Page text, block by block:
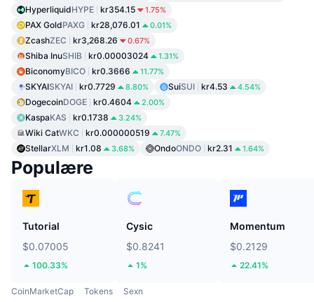
HyperliquidHYPE kr354.15 1.75%
PAX GoldPAXG kr28,076.01 0.01%
ZcashZEC kr3,268.26 0.67%
Shiba InuSHIB kr0.00003024 1.31%
BiconomyBICO kr0.3666 11.77%
SKYAISKYAI kr0.7729 8.80% SuiSUI kr4.53 4.54%
DogecoinDOGE kr0.4604 2.00%
KaspaKAS kr0.1738 3.24%
Wiki CatWKC kr0.000000519 7.47%
StellarXLM kr1.08 3.68% OndoONDO kr2.31 1.64%
Populære
Tutorial
$0.07005
100.33%
Cysic
$0.8241
1%
Momentum
$0.2129
22.41%
CoinMarketCap Tokens Sexn